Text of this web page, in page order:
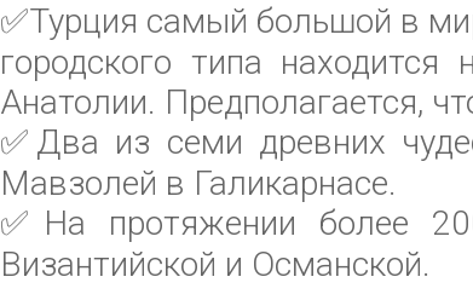
✅Турция самый большой в
городского типа
Анатолии. Предполагается,
✅ Два из семи древних
Мавзолей в Галикарнасе.
✅ На протяжении более
Византийской и Османской.